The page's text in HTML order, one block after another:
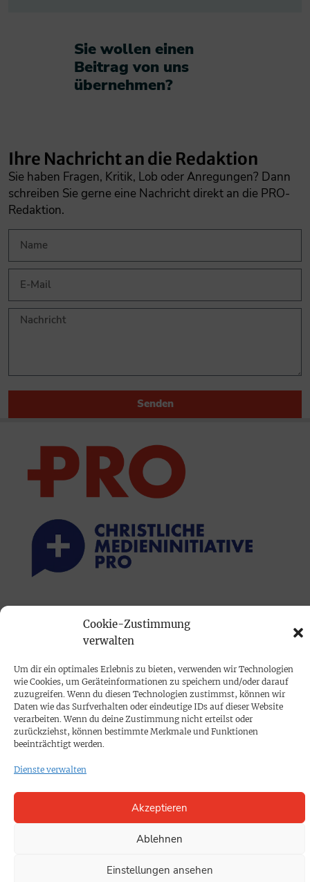
Cookie-Zustimmung
verwalten
Um dir ein optimales Erlebnis zu bieten, verwenden wir Technologien
wie Cookies, um Geräteinformationen zu speichern und/oder darauf
zuzugreifen. Wenn du diesen Technologien zustimmst, können wir
Daten wie das Surfverhalten oder eindeutige IDs auf dieser Website
verarbeiten. Wenn du deine Zustimmung nicht erteilst oder
zurückziehst, können bestimmte Merkmale und Funktionen
beeinträchtigt werden.
Dienste verwalten
Akzeptieren
Ablehnen
Einstellungen ansehen
Sie wollen einen
Beitrag von uns
übernehmen?​
Ihre Nachricht an die Redaktion
Sie haben Fragen, Kritik, Lob oder Anregungen? Dann
schreiben Sie gerne eine Nachricht direkt an die PRO-
Redaktion.
Senden
Mediadaten
PROKOMPAKT
Impressum
SPENDEN
Cookie-Richtlinie